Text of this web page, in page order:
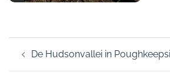
Post
navigation
De Hudsonvallei in